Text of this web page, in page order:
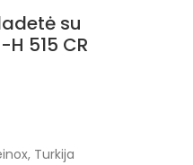
su
515 CR
Turkija